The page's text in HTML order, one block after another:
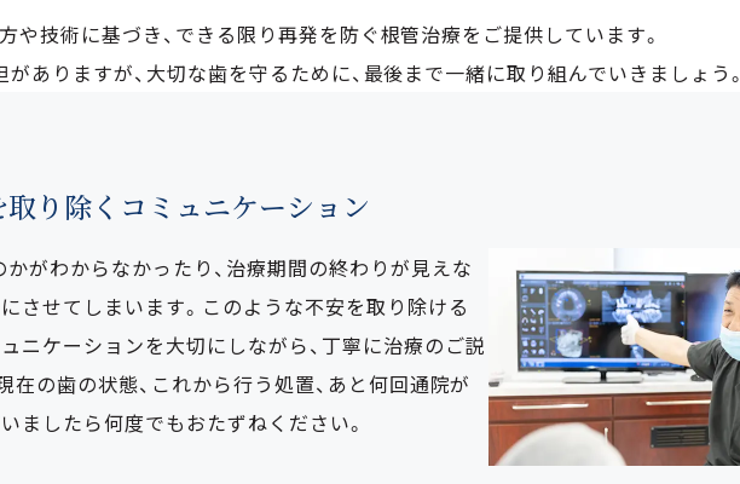
技術に基づき、できる限り再発を防ぐ根管治療をご提供しています。
ありますが、大切な歯を守るために、最後まで一緒に取り組んでいきましょう。
り除く コミュニケーション
がわからなかったり、治療期間の終わりが見えな
させてしまいます。このような不安を取り除ける
ニケーションを大切にしながら、丁寧に治療のご説
在の歯の状態、これから行う処置、あと何回通院が
ましたら何度でもおたずねください。
友だち追加
LINEに移動する